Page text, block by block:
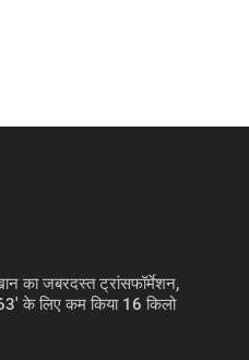
का जबरदस्त ट्रांसफॉर्मेशन,
के लिए कम किया 16 किलो